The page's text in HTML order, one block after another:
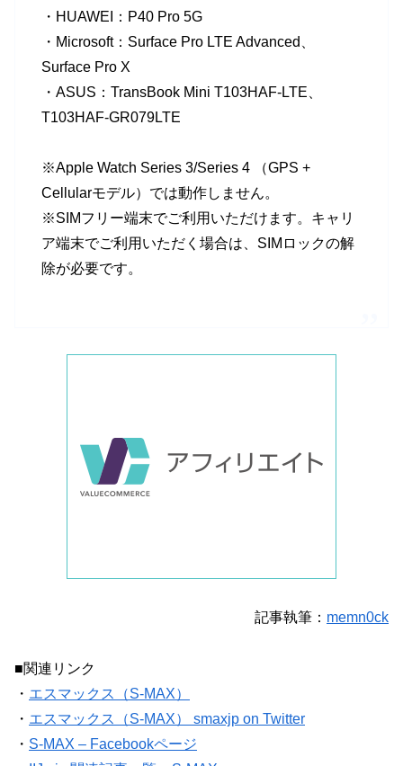
・HUAWEI：P40 Pro 5G
・Microsoft：Surface Pro LTE Advanced、
Surface Pro X
・ASUS：TransBook Mini T103HAF-LTE、
T103HAF-GR079LTE
※Apple Watch Series 3/Series 4 （GPS +
Cellularモデル）では動作しません。
※SIMフリー端末でご利用いただけます。キャリ
ア端末でご利用いただく場合は、SIMロックの解
除が必要です。
記事執筆： memn0ck
■関連リンク
・ エスマックス（S-MAX）
・ エスマックス（S-MAX） smaxjp on Twitter
・ S-MAX – Facebookページ